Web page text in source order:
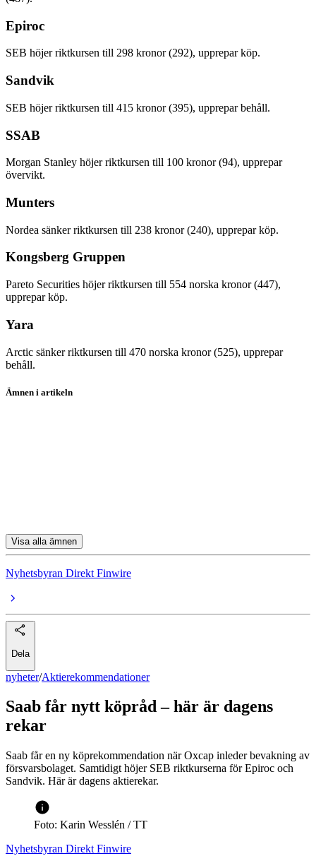
Epiroc
SEB höjer riktkursen till 298 kronor (292), upprepar köp.
Sandvik
SEB höjer riktkursen till 415 kronor (395), upprepar behåll.
SSAB
Morgan Stanley höjer riktkursen till 100 kronor (94), upprepar
övervikt.
Munters
Nordea sänker riktkursen till 238 kronor (240), upprepar köp.
Kongsberg Gruppen
Pareto Securities höjer riktkursen till 554 norska kronor (447),
upprepar köp.
Yara
Arctic sänker riktkursen till 470 norska kronor (525), upprepar
behåll.
Ämnen i artikeln
Visa alla ämnen
Nyhetsbyran Direkt Finwire
Dela
nyheter/Aktierekommendationer
Saab får nytt köpråd – här är dagens
rekar
Saab får en ny köprekommendation när Oxcap inleder bevakning av
försvarsbolaget. Samtidigt höjer SEB riktkurserna för Epiroc och
Sandvik. Här är dagens aktierekar.
Foto: Karin Wesslén / TT
Nyhetsbyran Direkt Finwire